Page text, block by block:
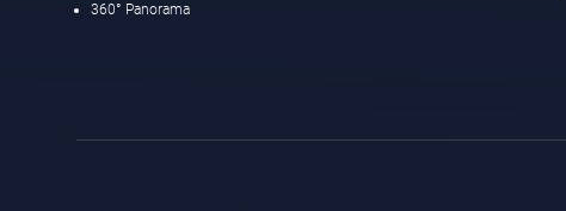
360° Panorama